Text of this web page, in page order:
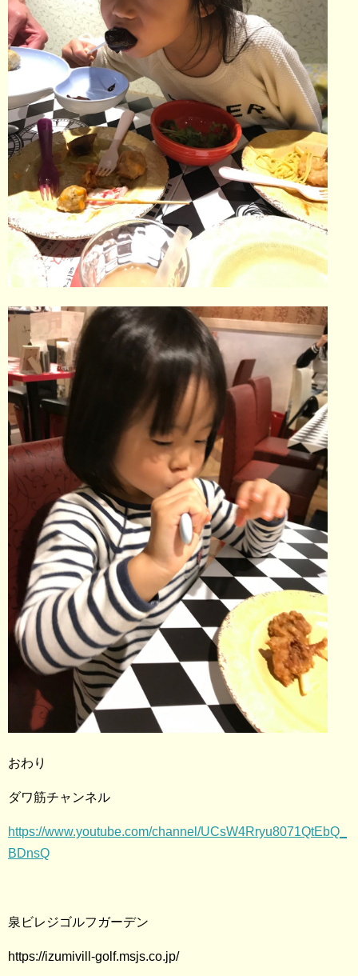
おわり
ダワ筋チャンネル
https://www.youtube.com/channel/UCsW4Rryu8071QtEbQ_
BDnsQ
泉ビレジゴルフガーデン
https://izumivill-golf.msjs.co.jp/